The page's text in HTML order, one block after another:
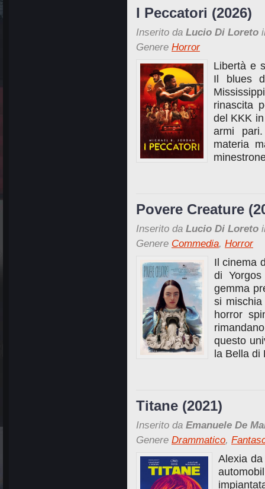
I Peccatori (2026)
Inserito da Lucio Di Loreto
Genere Horror
Libertà e
Il blues
rinascita
del KKK
armi
materia
Povere Creature
Inserito da Lucio Di Loreto
Genere Commedia, Horror
Il cinema
di
gemma
si
horror
questo
la Bella
Titane (2021)
Inserito da Emanuele De
Genere Drammatico,
Alexia